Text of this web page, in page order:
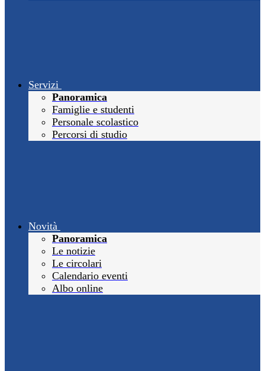
Servizi
Panoramica
Famiglie e studenti
Personale scolastico
Percorsi di studio
Novità
Panoramica
Le notizie
Le circolari
Calendario eventi
Albo online